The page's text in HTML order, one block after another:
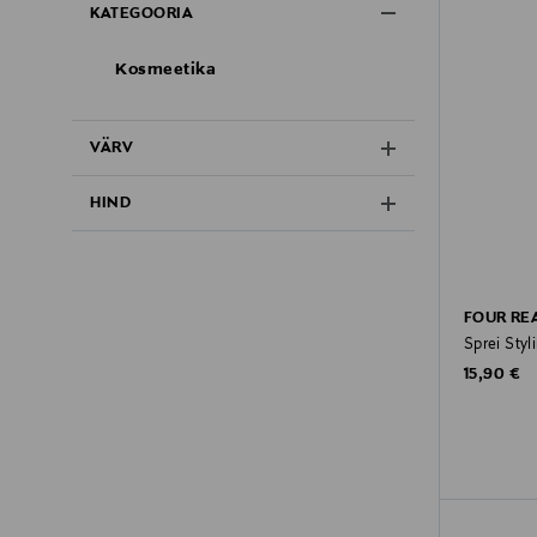
KATEGOORIA
Kosmeetika
VÄRV
HIND
FOUR
Sprei
Original
15,90 €